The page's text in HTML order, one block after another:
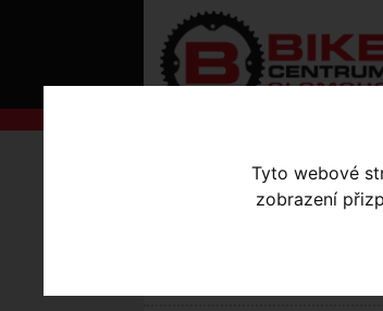
Tyto webové
zobrazení
KOLA S-WORKS